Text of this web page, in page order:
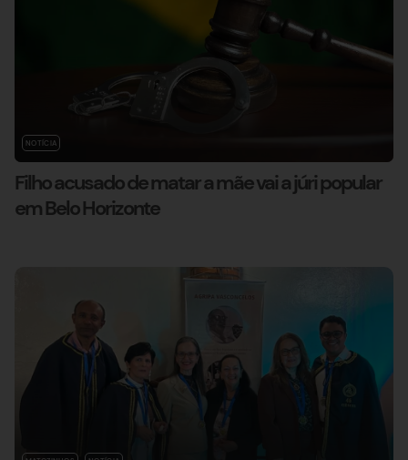
NOTÍCIA
Filho acusado de matar a mãe vai a júri popular
em Belo Horizonte